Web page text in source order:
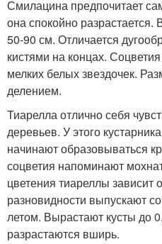
Смилацина предпочитает
она спокойно разрастается.
50-90 см. Отличается
кистями на концах.
мелких белых звездочек.
делением.
Тиарелла отлично себя
деревьев. У этого
начинают образовываться
соцветия напоминают
цветения тиареллы зависит
разновидности выпускают
летом. Вырастают кусты до
разрастаются вширь.